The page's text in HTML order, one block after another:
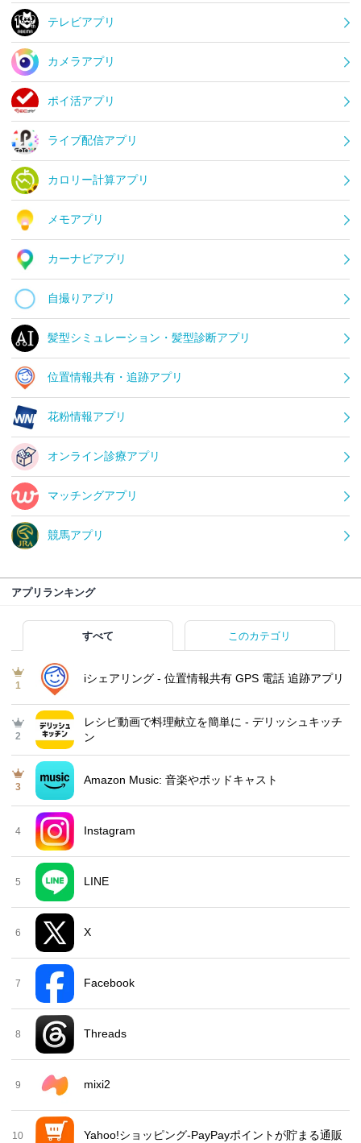
テレビアプリ
カメラアプリ
ポイ活アプリ
ライブ配信アプリ
カロリー計算アプリ
メモアプリ
カーナビアプリ
自撮りアプリ
髪型シミュレーション・髪型診断アプリ
位置情報共有・追跡アプリ
花粉情報アプリ
オンライン診療アプリ
マッチングアプリ
競馬アプリ
アプリランキング
すべて このカテゴリ
1
iシェアリング - 位置情報共有 GPS 電話 追跡アプリ
2
レシピ動画で料理献立を簡単‪に - デリッシュキッチ
ン
3
Amazon Music: 音楽やポッドキャスト
4 Instagram
5 LINE
6 X
7 Facebook
8 Threads
9 mixi2
10 Yahoo!ショッピング-PayPayポイントが貯まる通販